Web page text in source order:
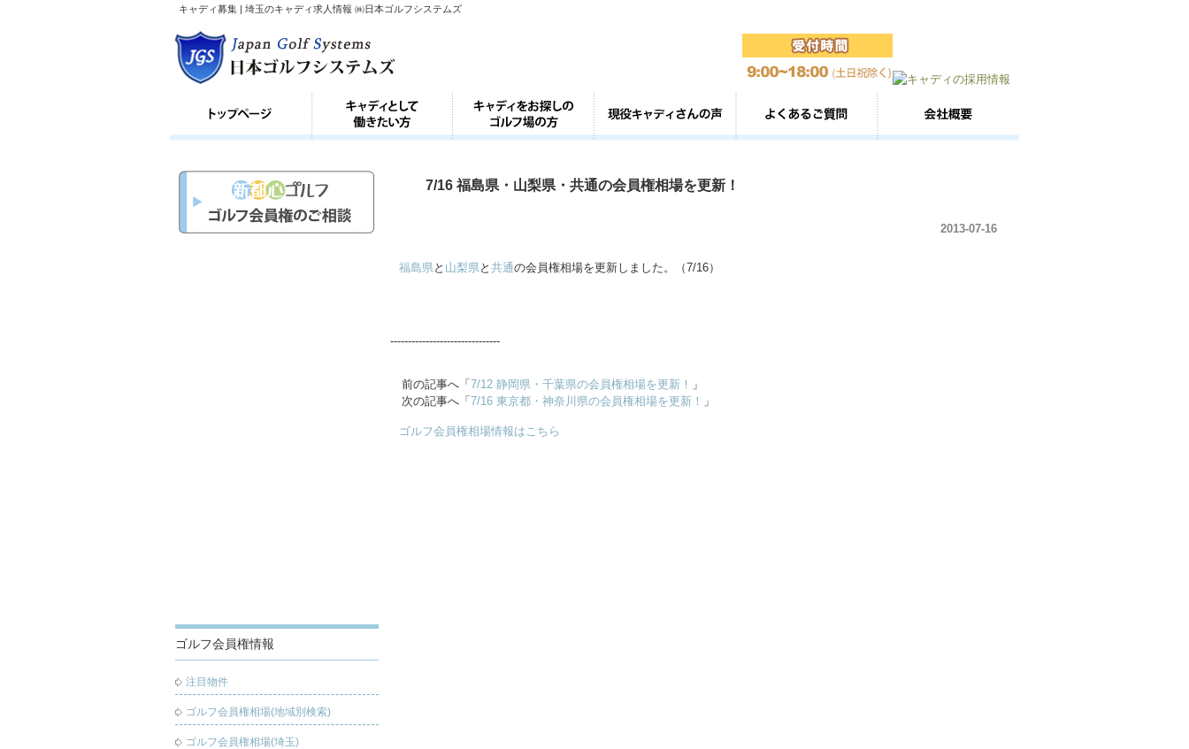
キャディ募集 | 埼玉のキャディ求人情報 ㈱日本ゴルフシステムズ
7/16 福島県・山梨県・共通の会員権相場を更新！
2013-07-16
福島県と 山梨県と 共通の会員権相場を更新しました。（7/16）
-------------------------------
前の記事へ「 7/12 静岡県・千葉県の会員権相場を更新！
」
次の記事へ「 7/16 東京都・神奈川県の会員権相場を更新！ 」
ゴルフ会員権相場情報はこちら
ゴルフ会員権情報
注目物件
ゴルフ会員権相場(地域別検索)
ゴルフ会員権相場(埼玉)